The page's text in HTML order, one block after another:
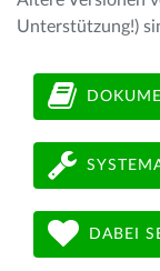
Unterstützung!)
DABEI